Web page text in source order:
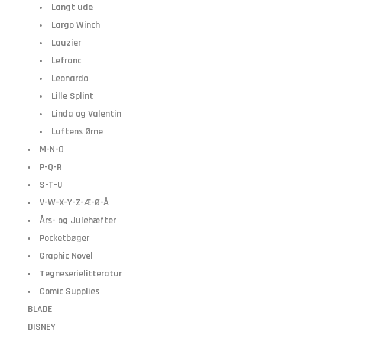
Langt ude
Largo Winch
Lauzier
Lefranc
Leonardo
Lille Splint
Linda og Valentin
Luftens Ørne
M-N-O
P-Q-R
S-T-U
V-W-X-Y-Z-Æ-Ø-Å
Års- og Julehæfter
Pocketbøger
Graphic Novel
Tegneserielitteratur
Comic Supplies
BLADE
DISNEY